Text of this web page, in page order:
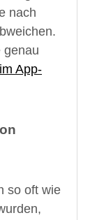
nach
genau
App-
so oft wie